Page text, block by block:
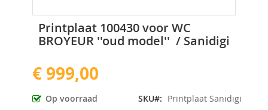
Printplaat 100430 voor WC
BROYEUR ''oud model'' / Sanidigi
€ 999,00
Op voorraad SKU Printplaat Sanidigi
naar
het
van
de
afbeeldingen-
gallerij